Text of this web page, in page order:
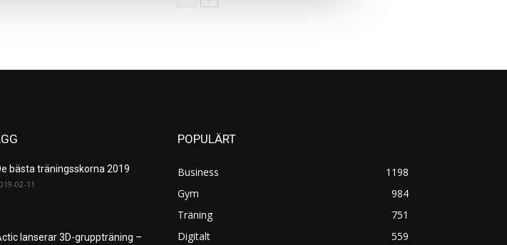
bästa träningsskorna 2019
02-11
lanserar 3D-gruppträning –
POPULÄRT
Business
1198
Gym
984
Träning
751
Digitalt
559